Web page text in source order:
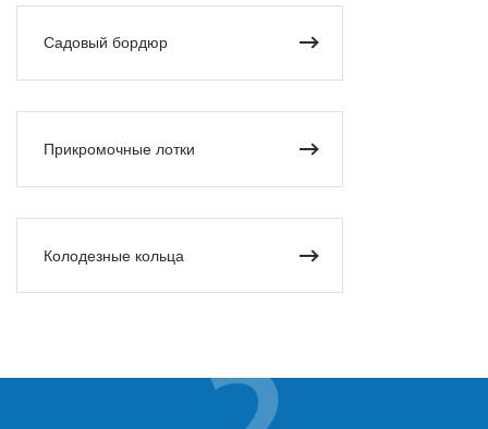
Садовый бордюр
Прикромочные лотки
Колодезные кольца